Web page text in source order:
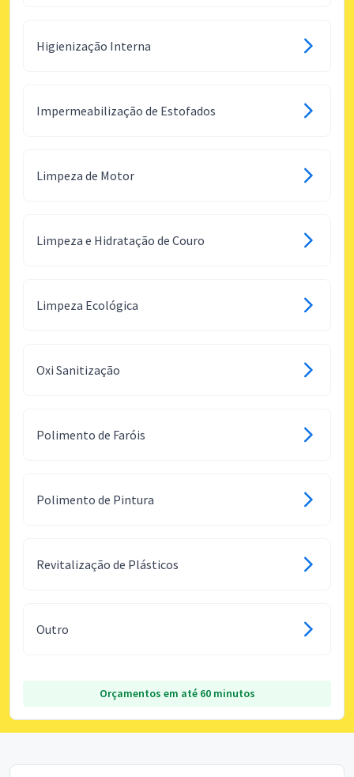
Higienização Interna
Impermeabilização de Estofados
Limpeza de Motor
Limpeza e Hidratação de Couro
Limpeza Ecológica
Oxi Sanitização
Polimento de Faróis
Polimento de Pintura
Revitalização de Plásticos
Outro
Orçamentos em até 60 minutos